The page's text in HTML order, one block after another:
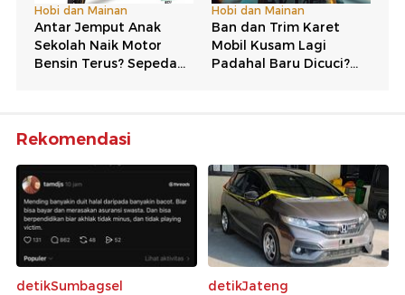
Rekomendasi
detikSumbagsel
detikJateng